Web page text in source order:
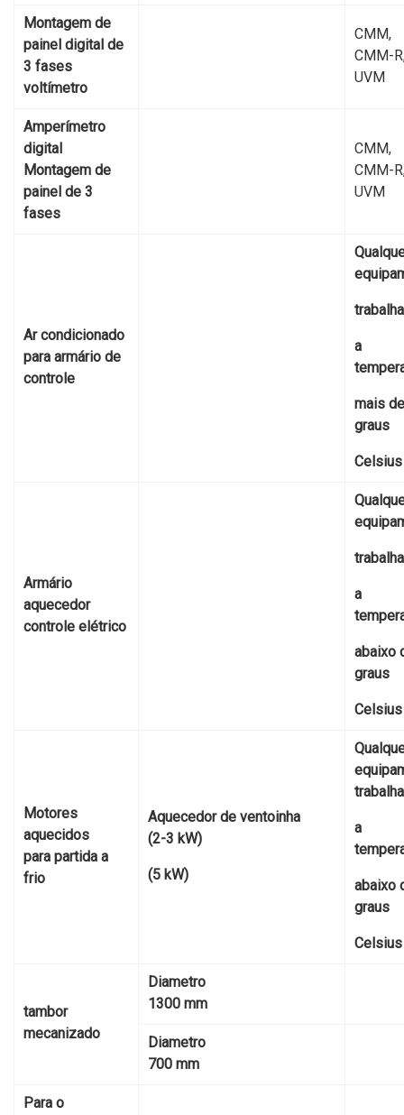
Montagem de
painel digital de
3 fases
voltímetro
CMM,
CMM-
UVM
Amperímetro
digital
Montagem de
painel de 3
fases
CMM,
CMM-
UVM
Ar condicionado
para armário de
controle
a
mais
graus
Celsius
Armário
aquecedor
controle elétrico
a
abaixo
graus
Celsius
Motores
aquecidos
para partida a
frio
Aquecedor de ventoinha
(2-3 kW)
(5 kW)
a
abaixo
graus
Celsius
tambor
mecanizado
Diametro
1300 mm
Diametro
700 mm
Para o